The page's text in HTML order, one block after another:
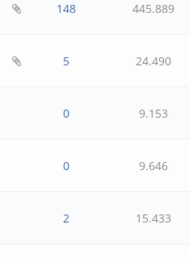
148 445.889
5 24.490
0 9.153
0 9.646
2 15.433